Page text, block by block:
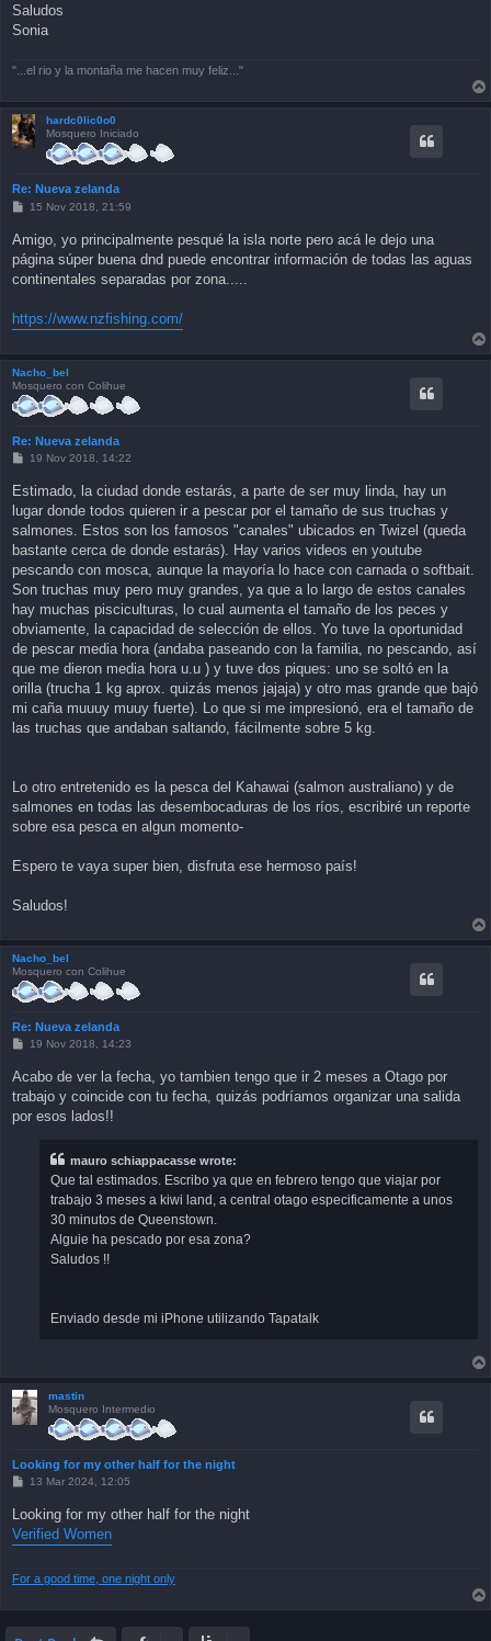
Saludos
Sonia
"...el rio y la montaña me hacen muy feliz..."
hardc0lic0o0
Mosquero Iniciado
Re: Nueva zelanda
P
t
15 Nov 2018, 21:59
Amigo, yo principalmente pesqué la isla norte pero acá le dejo una
página súper buena dnd puede encontrar información de todas las aguas
continentales separadas por zona.....
https://www.nzfishing.com/
Nacho_bel
Mosquero con Colihue
Re: Nueva zelanda
P
t
19 Nov 2018, 14:22
Estimado, la ciudad donde estarás, a parte de ser muy linda, hay un
lugar donde todos quieren ir a pescar por el tamaño de sus truchas y
salmones. Estos son los famosos "canales" ubicados en Twizel (queda
bastante cerca de donde estarás). Hay varios videos en youtube
pescando con mosca, aunque la mayoría lo hace con carnada o softbait.
Son truchas muy pero muy grandes, ya que a lo largo de estos canales
hay muchas pisciculturas, lo cual aumenta el tamaño de los peces y
obviamente, la capacidad de selección de ellos. Yo tuve la oportunidad
de pescar media hora (andaba paseando con la familia, no pescando, así
que me dieron media hora u.u ) y tuve dos piques: uno se soltó en la
orilla (trucha 1 kg aprox. quizás menos jajaja) y otro mas grande que bajó
mi caña muuuy muuy fuerte). Lo que si me impresionó, era el tamaño de
las truchas que andaban saltando, fácilmente sobre 5 kg.
Lo otro entretenido es la pesca del Kahawai (salmon australiano) y de
salmones en todas las desembocaduras de los ríos, escribiré un reporte
sobre esa pesca en algun momento-
Espero te vaya super bien, disfruta ese hermoso país!
Saludos!
Nacho_bel
Mosquero con Colihue
Re: Nueva zelanda
P
t
19 Nov 2018, 14:23
Acabo de ver la fecha, yo tambien tengo que ir 2 meses a Otago por
trabajo y coincide con tu fecha, quizás podríamos organizar una salida
por esos lados!!
mauro schiappacasse wrote:
Que tal estimados. Escribo ya que en febrero tengo que viajar por
trabajo 3 meses a kiwi land, a central otago especificamente a unos
30 minutos de Queenstown.
Alguie ha pescado por esa zona?
Saludos !!
Enviado desde mi iPhone utilizando Tapatalk
mastin
Mosquero Intermedio
Looking for my other half for the night
P
t
13 Mar 2024, 12:05
Looking for my other half for the night
Verified Women
For a good time, one night only